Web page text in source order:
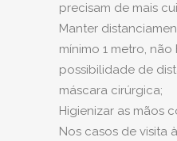
precisam de mais
Manter
mínimo 1 metro,
possibilidade de
máscara cirúrgica;
Higienizar as mãos
Nos casos de visita